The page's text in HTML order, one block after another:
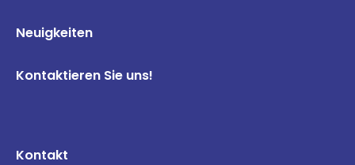
Neuigkeiten
Kontaktieren Sie uns!
Kontakt